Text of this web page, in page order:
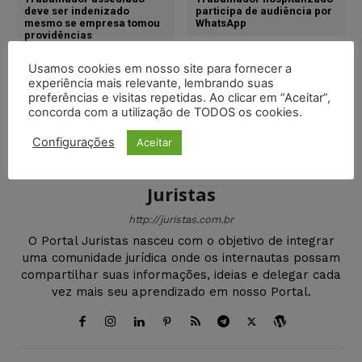
deve ser indenizado
mesmo se empresa tomou
providências
participa de audiência por
WhatsApp
Juristas
http://juristas.com.br
O Portal Juristas nasceu com o objetivo de integrar
uma comunidade jurídica onde os internautas possam
compartilhar suas informações, ideias e delegar cada
vez mais seu aprendizado em nosso Portal.
Usamos cookies em nosso site para fornecer a
experiência mais relevante, lembrando suas
preferências e visitas repetidas. Ao clicar em “Aceitar”,
concorda com a utilização de TODOS os cookies.
Configurações Aceitar